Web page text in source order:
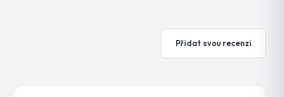
Přidat svou recenzi